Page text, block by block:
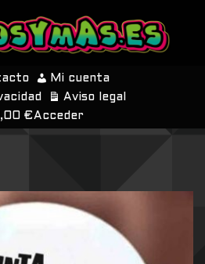
Mi cuenta
Aviso legal
€ Acceder